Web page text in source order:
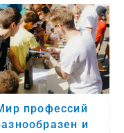
профессий
и